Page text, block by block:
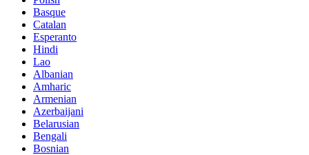
Basque
Catalan
Esperanto
Hindi
Lao
Albanian
Amharic
Armenian
Azerbaijani
Belarusian
Bengali
Bosnian